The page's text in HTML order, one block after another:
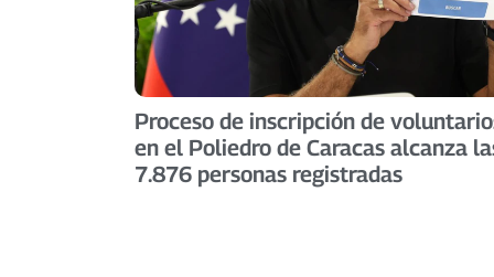
Proceso de inscripción de
en el Poliedro de Caracas alcanza
7.876 personas registradas